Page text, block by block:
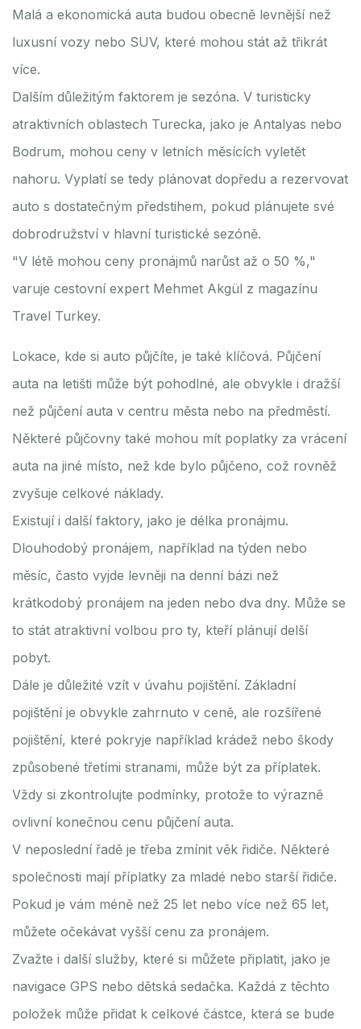
Malá a ekonomická auta budou obecně levnější než
luxusní vozy nebo SUV, které mohou stát až třikrát
více.
Dalším důležitým faktorem je sezóna. V turisticky
atraktivních oblastech Turecka, jako je Antalyas nebo
Bodrum, mohou ceny v letních měsících vyletět
nahoru. Vyplatí se tedy plánovat dopředu a rezervovat
auto s dostatečným předstihem, pokud plánujete své
dobrodružství v hlavní turistické sezóně.
"V létě mohou ceny pronájmů narůst až o 50 %,"
varuje cestovní expert Mehmet Akgül z magazínu
Travel Turkey.
Lokace, kde si auto půjčíte, je také klíčová. Půjčení
auta na letišti může být pohodlné, ale obvykle i dražší
než půjčení auta v centru města nebo na předměstí.
Některé půjčovny také mohou mít poplatky za vrácení
auta na jiné místo, než kde bylo půjčeno, což rovněž
zvyšuje celkové náklady.
Existují i další faktory, jako je délka pronájmu.
Dlouhodobý pronájem, například na týden nebo
měsíc, často vyjde levněji na denní bázi než
krátkodobý pronájem na jeden nebo dva dny. Může se
to stát atraktivní volbou pro ty, kteří plánují delší
pobyt.
Dále je důležité vzít v úvahu pojištění. Základní
pojištění je obvykle zahrnuto v ceně, ale rozšířené
pojištění, které pokryje například krádež nebo škody
způsobené třetími stranami, může být za příplatek.
Vždy si zkontrolujte podmínky, protože to výrazně
ovlivní konečnou cenu půjčení auta.
V neposlední řadě je třeba zmínit věk řidiče. Některé
společnosti mají příplatky za mladé nebo starší řidiče.
Pokud je vám méně než 25 let nebo více než 65 let,
můžete očekávat vyšší cenu za pronájem.
Zvažte i další služby, které si můžete připlatit, jako je
navigace GPS nebo dětská sedačka. Každá z těchto
položek může přidat k celkové částce, která se bude